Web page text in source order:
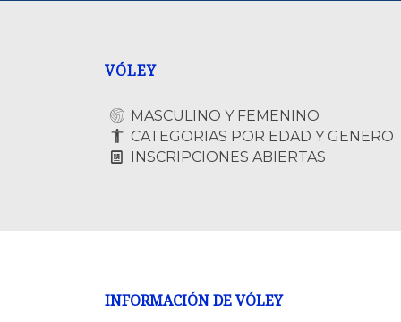
VÓLEY
MASCULINO Y FEMENINO
CATEGORIAS POR EDAD Y GENERO
INSCRIPCIONES ABIERTAS
INFORMACIÓN DE VÓLEY